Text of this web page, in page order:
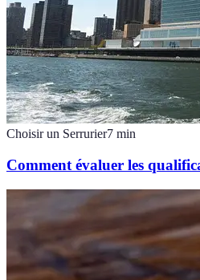
Choisir un Serrurier7 min
Comment évaluer les